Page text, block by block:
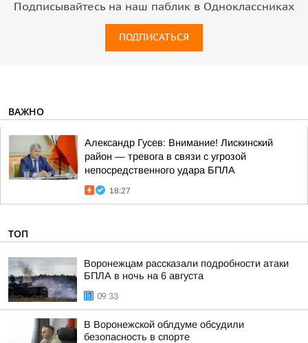
Подписывайтесь на наш паблик в Одноклассниках
ПОДПИСАТЬСЯ
ВАЖНО
Александр Гусев: Внимание! Лискинский
район — тревога в связи с угрозой
непосредственного удара БПЛА
18:27
ТОП
Воронежцам рассказали подробности атаки
БПЛА в ночь на 6 августа
09:33
В Воронежской облдуме обсудили
безопасность в спорте